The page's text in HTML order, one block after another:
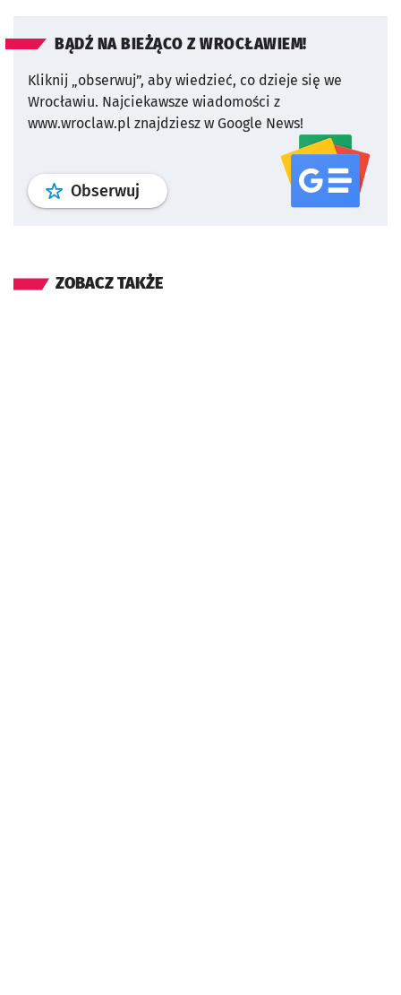
BĄDŹ NA BIEŻĄCO Z WROCŁAWIEM!
Kliknij „obserwuj”, aby wiedzieć, co dzieje się we
Wrocławiu. Najciekawsze wiadomości z
www.wroclaw.pl znajdziesz w Google News!
Obserwuj profil serwisu
ZOBACZ TAKŻE